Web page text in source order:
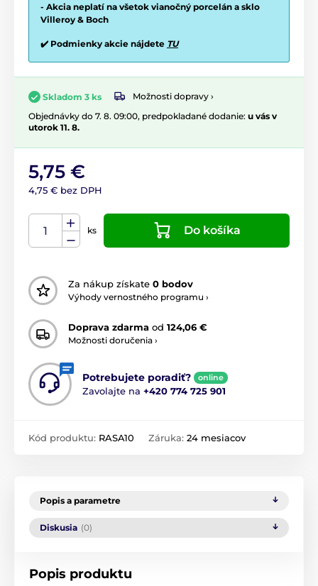
- Akcia neplatí na všetok vianočný porcelán a sklo
Villeroy & Boch
✔️ Podmienky akcie nájdete TU
Skladom 3 ks
Možnosti dopravy ›
Objednávky do 7. 8. 09:00, predpokladané dodanie: u vás v
utorok 11. 8.
5,75 €
4,75 € bez DPH
ks Do košíka
Za nákup získate 0 bodov
Výhody vernostného programu ›
Doprava zdarma od 124,06 €
Možnosti doručenia ›
Potrebujete poradiť? online
Zavolajte na +420 774 725 901
Kód produktu: RASA10 Záruka: 24 mesiacov
Popis a parametre
Diskusia (0)
Popis produktu